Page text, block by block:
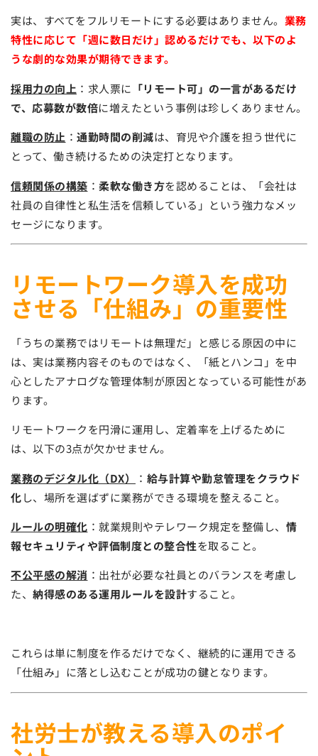
実は、すべてをフルリモートにする必要はありません。 業務
特性に応じて「週に数日だけ」認めるだけでも、以下のよ
うな劇的な効果が期待できます。
採用力の向上 ：求人票に 「リモート可」の一言があるだけ
で、応募数が数倍に増えたという事例は珍しくありません。
離職の防止 ： 通勤時間の削減は、育児や介護を担う世代に
とって、働き続けるための決定打となります。
信頼関係の構築 ： 柔軟な働き方を認めることは、「会社は
社員の自律性と私生活を信頼している」という強力なメッ
セージになります。
リモートワーク導入を成功
させる「仕組み」の重要性
「うちの業務ではリモートは無理だ」と感じる原因の中に
は、実は業務内容そのものではなく、「紙とハンコ」を中
心としたアナログな管理体制が原因となっている可能性があ
ります。
リモートワークを円滑に運用し、定着率を上げるために
は、以下の3点が欠かせません。
業務のデジタル化（DX）
： 給与計算や勤怠管理をクラウド
化し、場所を選ばずに業務ができる環境を整えること。
ルールの明確化 ：就業規則やテレワーク規定を整備し、 情
報セキュリティや評価制度との整合性を取ること。
不公平感の解消 ：出社が必要な社員とのバランスを考慮し
た、 納得感のある運用ルールを設計すること。
これらは単に制度を作るだけでなく、継続的に運用できる
「仕組み」に落とし込むことが成功の鍵となります。
社労士が教える導入のポイ